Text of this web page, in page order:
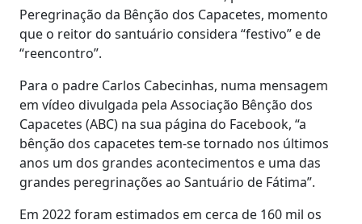
Peregrinação da Bênção dos Capacetes, momento
que o reitor do santuário considera “festivo” e de
“reencontro”.
Para o padre Carlos Cabecinhas, numa mensagem
em vídeo divulgada pela Associação Bênção dos
Capacetes (ABC) na sua página do Facebook, “a
bênção dos capacetes tem-se tornado nos últimos
anos um dos grandes acontecimentos e uma das
grandes peregrinações ao Santuário de Fátima”.
Em 2022 foram estimados em cerca de 160 mil os